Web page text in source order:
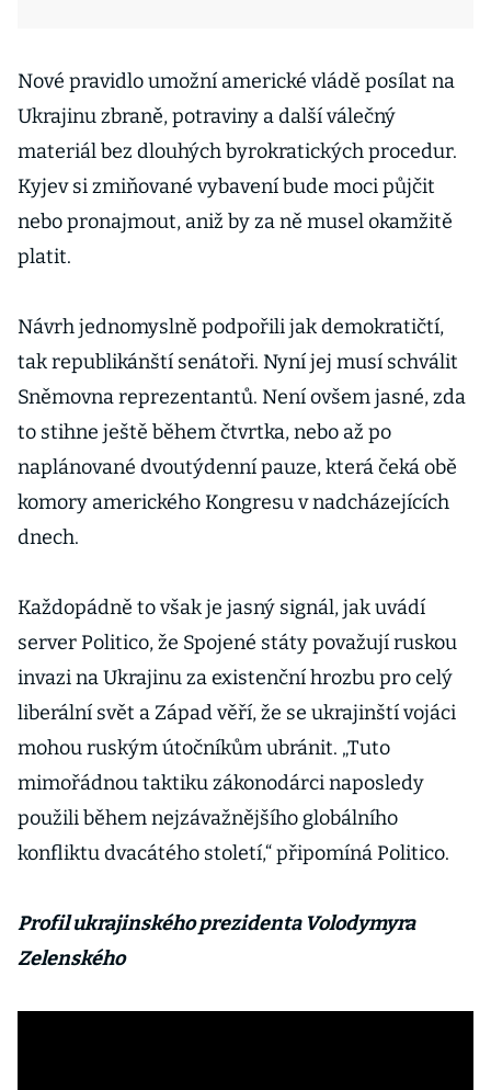
Nové pravidlo umožní americké vládě posílat na
Ukrajinu zbraně, potraviny a další válečný
materiál bez dlouhých byrokratických procedur.
Kyjev si zmiňované vybavení bude moci půjčit
nebo pronajmout, aniž by za ně musel okamžitě
platit.
Návrh jednomyslně podpořili jak demokratičtí,
tak republikánští senátoři. Nyní jej musí schválit
Sněmovna reprezentantů. Není ovšem jasné, zda
to stihne ještě během čtvrtka, nebo až po
naplánované dvoutýdenní pauze, která čeká obě
komory amerického Kongresu v nadcházejících
dnech.
Každopádně to však je jasný signál, jak uvádí
server Politico, že Spojené státy považují ruskou
invazi na Ukrajinu za existenční hrozbu pro celý
liberální svět a Západ věří, že se ukrajinští vojáci
mohou ruským útočníkům ubránit. „Tuto
mimořádnou taktiku zákonodárci naposledy
použili během nejzávažnějšího globálního
konfliktu dvacátého století,“ připomíná Politico.
Profil ukrajinského prezidenta Volodymyra
Zelenského